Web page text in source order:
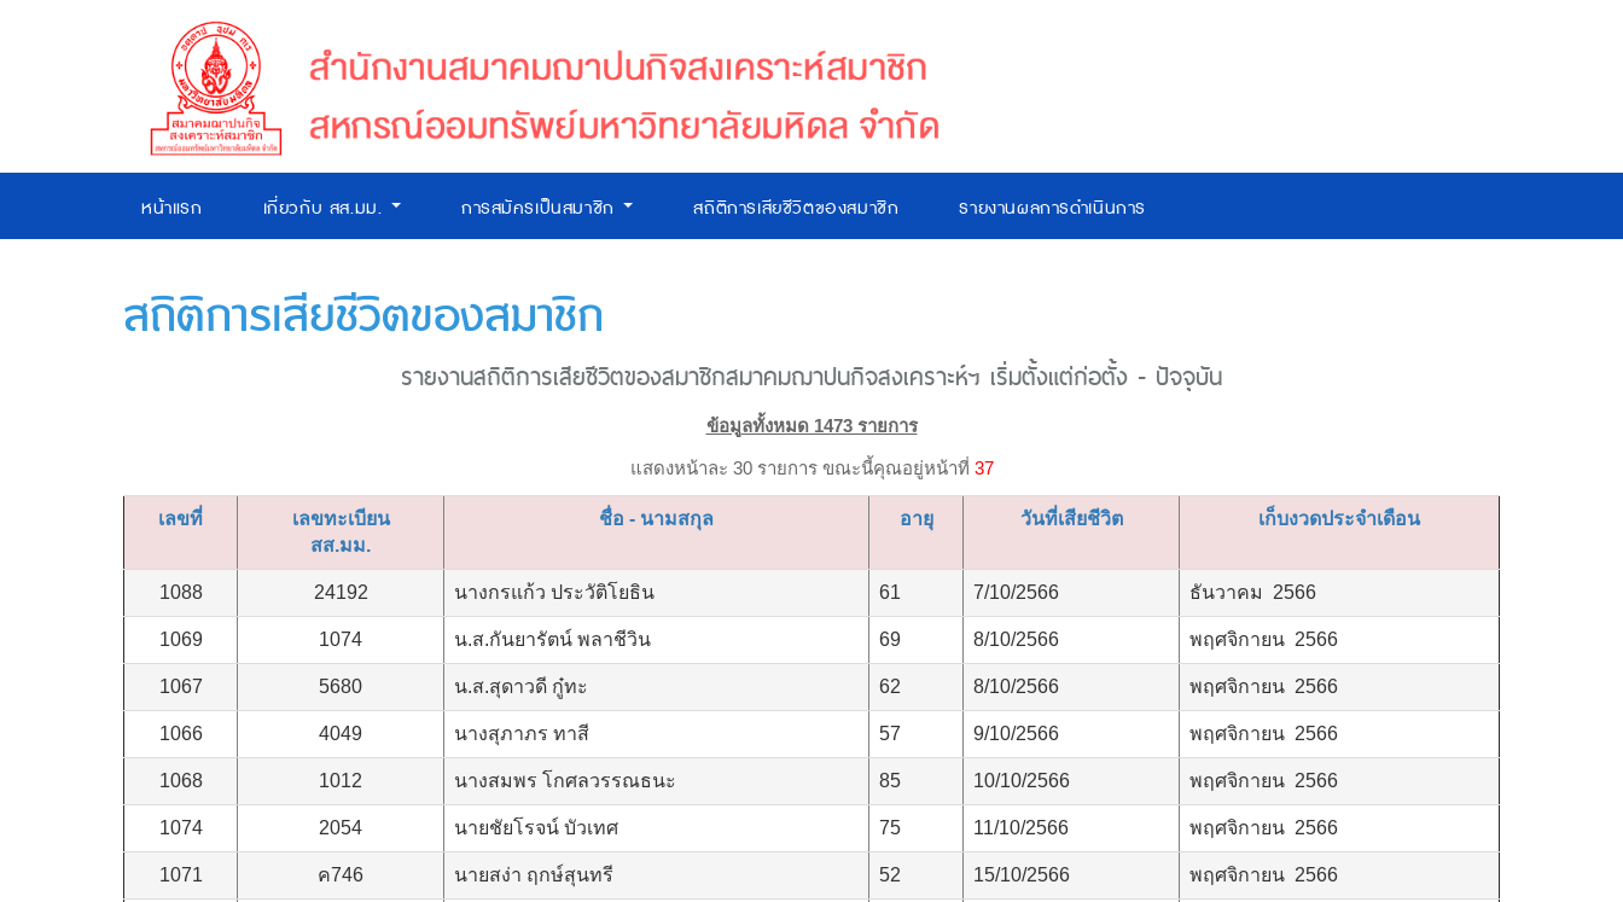
หน้าแรก เกี่ยวกับ สส.มม. การสมัครเป็นสมาชิก สถิติการเสียชีวิตของสมาชิก รายงานผลการดำเนินการ
สถิติการเสียชีวิตของสมาชิก
รายงานสถิติการเสียชีวิตของสมาชิกสมาคมฌาปนกิจสงเคราะห์ฯ เริ่มตั้งแต่ก่อตั้ง - ปัจจุบัน
ข้อมูลทั้งหมด 1473 รายการ
แสดงหน้าละ 30 รายการ ขณะนี้คุณอยู่หน้าที่ 37
เลขที่
เลขทะเบียน
สส.มม.
ชื่อ - นามสกุล อายุ วันที่เสียชีวิต เก็บงวดประจำเดือน
1088 24192 นางกรแก้ว ประวัติโยธิน 61 7/10/2566 ธันวาคม 2566
1069 1074 น.ส.กันยารัตน์ พลาชีวิน 69 8/10/2566 พฤศจิกายน 2566
1067 5680 น.ส.สุดาวดี กู๋ทะ 62 8/10/2566 พฤศจิกายน 2566
1066 4049 นางสุภาภร ทาสี 57 9/10/2566 พฤศจิกายน 2566
1068 1012 นางสมพร โกศลวรรณธนะ 85 10/10/2566 พฤศจิกายน 2566
1074 2054 นายชัยโรจน์ บัวเทศ 75 11/10/2566 พฤศจิกายน 2566
1071 ค746 นายสง่า ฤกษ์สุนทรี 52 15/10/2566 พฤศจิกายน 2566